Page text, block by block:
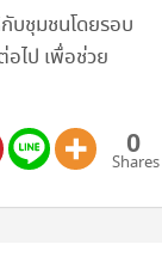
บชุมชนโดยรอบ
ไป เพื่อช่วย
0
Shares